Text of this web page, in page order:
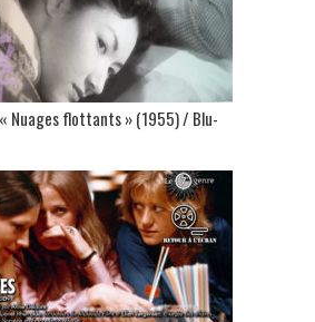
Nuages flottants » (1955) / Blu-